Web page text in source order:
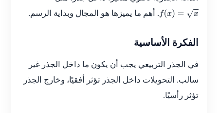
f(x)= x . أهم ما يميزها هو المجال وبداية الرسم.
الفكرة الأساسية
في الجذر التربيعي يجب أن يكون ما داخل الجذر غير
سالب. التحويلات داخل الجذر تؤثر أفقيًا، وخارج الجذر
تؤثر رأسيًا.